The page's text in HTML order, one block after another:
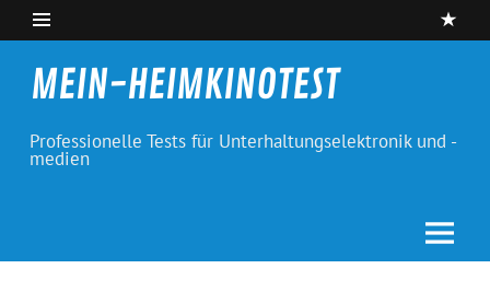
Skip
content
MEIN-HEIMKINOTEST
Professionelle Tests für Unterhaltungselektronik und -
medien